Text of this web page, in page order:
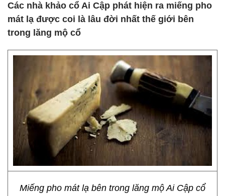
Các nhà khảo cổ Ai Cập phát hiện ra miếng pho
mát lạ được coi là lâu đời nhất thế giới bên
trong lăng mộ cổ
Miếng pho mát lạ bên trong lăng mộ Ai Cập cổ